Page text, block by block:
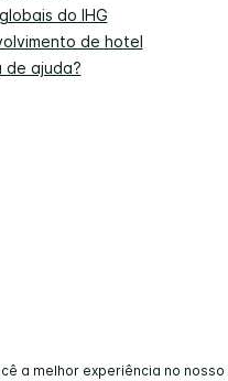
do IHG
de hotel
de ajuda?
a melhor experiência no